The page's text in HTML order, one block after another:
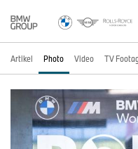
Artikel Photo Video TV